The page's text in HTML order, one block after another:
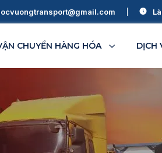
CHUYỂN HÀNG HÓA
Bình Thuận
Thanh Hóa
DỊCH